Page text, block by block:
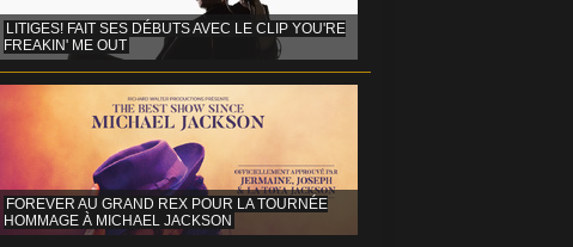
LITIGES! FAIT SES DÉBUTS AVEC LE CLIP YOU'RE
FREAKIN' ME OUT
FOREVER AU GRAND REX POUR LA TOURNÉE
HOMMAGE À MICHAEL JACKSON